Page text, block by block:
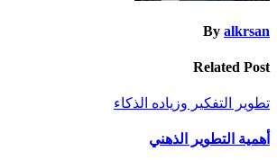
By alkrsan
Related Post
تطوير التفكير وزياده الذكاء
أهمية التطوير الذهني